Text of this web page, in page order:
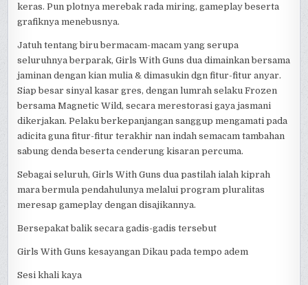
keras. Pun plotnya merebak rada miring, gameplay beserta
grafiknya menebusnya.
Jatuh tentang biru bermacam-macam yang serupa
seluruhnya berparak, Girls With Guns dua dimainkan bersama
jaminan dengan kian mulia & dimasukin dgn fitur-fitur anyar.
Siap besar sinyal kasar gres, dengan lumrah selaku Frozen
bersama Magnetic Wild, secara merestorasi gaya jasmani
dikerjakan. Pelaku berkepanjangan sanggup mengamati pada
adicita guna fitur-fitur terakhir nan indah semacam tambahan
sabung denda beserta cenderung kisaran percuma.
Sebagai seluruh, Girls With Guns dua pastilah ialah kiprah
mara bermula pendahulunya melalui program pluralitas
meresap gameplay dengan disajikannya.
Bersepakat balik secara gadis-gadis tersebut
Girls With Guns kesayangan Dikau pada tempo adem
Sesi khali kaya